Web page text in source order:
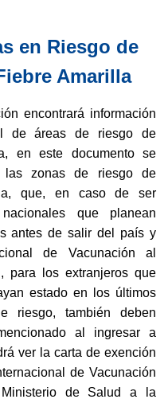
en Riesgo de
Amarilla
encontrará información
de áreas de riesgo de
en este documento se
las zonas de riesgo de
que, en caso de ser
que planean
antes de salir del país y
de Vacunación al
para los extranjeros que
estado en los últimos
riesgo, también deben
al ingresar a
ver la carta de exención
de Vacunación
de Salud a la